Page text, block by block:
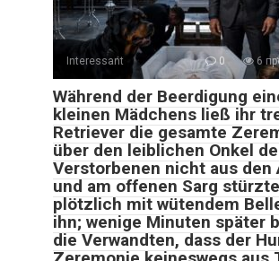
Interessant 0 6
Während der Beerdigung
kleinen Mädchens ließ ihr
Retriever die gesamte
über den leiblichen Onkel
Verstorbenen nicht aus den
und am offenen Sarg
plötzlich mit wütendem
ihn; wenige Minuten später
die Verwandten, dass der